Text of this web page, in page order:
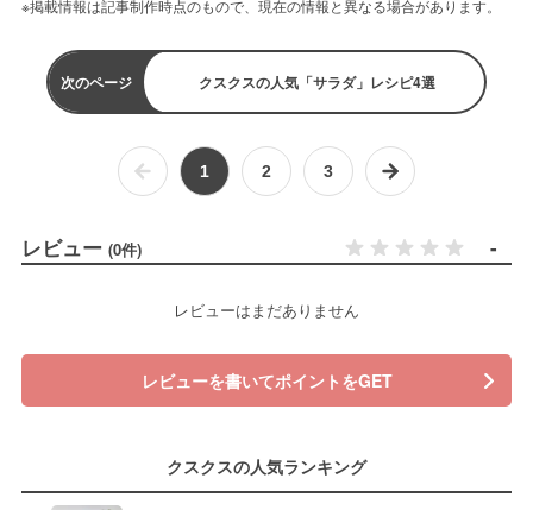
※掲載情報は記事制作時点のもので、現在の情報と異なる場合があります。
次のページ クスクスの人気「サラダ」レシピ4選
1 2 3
レビュー (0件) -
レビューはまだありません
レビューを書いてポイントをGET
クスクスの人気ランキング